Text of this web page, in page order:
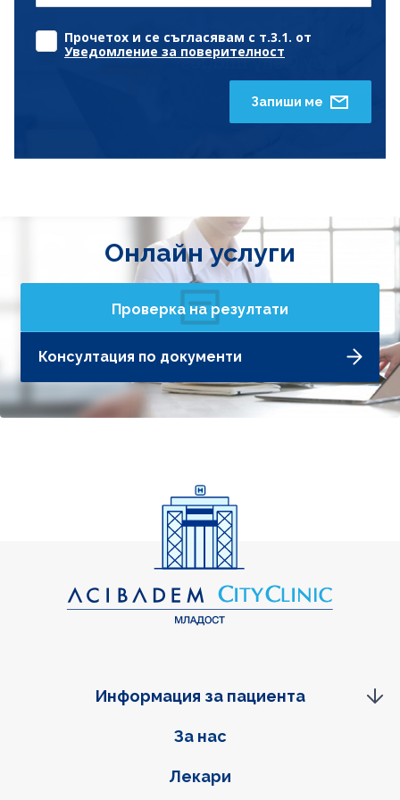
Прочетох и се съгласявам с т.3.1. от
Уведомление за поверителност
Запиши ме
Онлайн услуги
Проверка на резултати
Консултация по документи
Фуутер навигация
За нас
Лекари
Информация за пациента